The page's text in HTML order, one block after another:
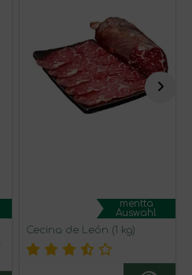
mentta
Auswahl
Cecina de León (1 kg)